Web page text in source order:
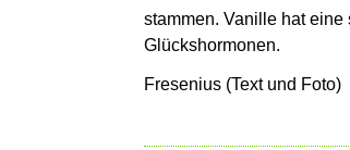
stammen. Vanille hat
Glückshormonen.
Fresenius (Text und Foto)